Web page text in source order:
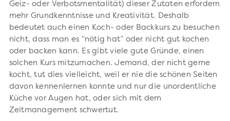
Geiz- oder Verbotsmentalität) dieser Zutaten erfordern
mehr Grundkenntnisse und Kreativität. Deshalb
bedeutet auch einen Koch- oder Backkurs zu besuchen
nicht, dass man es “nötig hat” oder nicht gut kochen
oder backen kann. Es gibt viele gute Gründe, einen
solchen Kurs mitzumachen. Jemand, der nicht gerne
kocht, tut dies vielleicht, weil er nie die schönen Seiten
davon kennenlernen konnte und nur die unordentliche
Küche vor Augen hat, oder sich mit dem
Zeitmanagement schwertut.